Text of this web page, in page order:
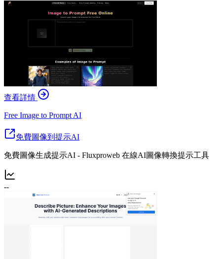
查看詳情
Free Image to Prompt AI
免費圖像到提示AI
免費圖像生成提示AI - Fluxproweb 在線AI圖像轉換提示工具
--